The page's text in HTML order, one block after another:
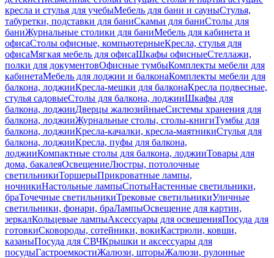
кресла и стулья для учебыМебель для бани и сауныСтулья,
табуретки, подставки для баниСкамьи для баниСтолы для
баниЖурнальные столики для баниМебель для кабинета и
офисаСтолы офисные, компьютерныеКресла, стулья для
офисаМягкая мебель для офисаШкафы офисныеСтеллажи,
полки для документовОфисные тумбыКомплекты мебели для
кабинетаМебель для лоджии и балконаКомплекты мебели для
балкона, лоджииКресла-мешки для балконаКресла подвесные,
стулья садовыеСтолы для балкона, лоджииШкафы для
балкона, лоджииДверцы жалюзийныеСистемы хранения для
балкона, лоджииЖурнальные столы, столы-книгиТумбы для
балкона, лоджииКресла-качалки, кресла-маятникиСтулья для
балкона, лоджииКресла, пуфы для балкона,
лоджииКомпактные столы для балкона, лоджииТовары для
дома, бакалеяОсвещениеЛюстры, потолочные
светильникиТоршерыПрикроватные лампы,
ночникиНастольные лампыСпотыНастенные светильники,
браТочечные светильникиТрековые светильникиУличные
светильники, фонари, браЛампыОсвещение для картин,
зеркалКольцевые лампыАксессуары для освещенияПосуда для
готовкиСковороды, сотейники, вокиКастрюли, ковши,
казаныПосуда для СВЧКрышки и аксессуары для
посудыГастроемкостиЖалюзи, шторыЖалюзи, рулонные